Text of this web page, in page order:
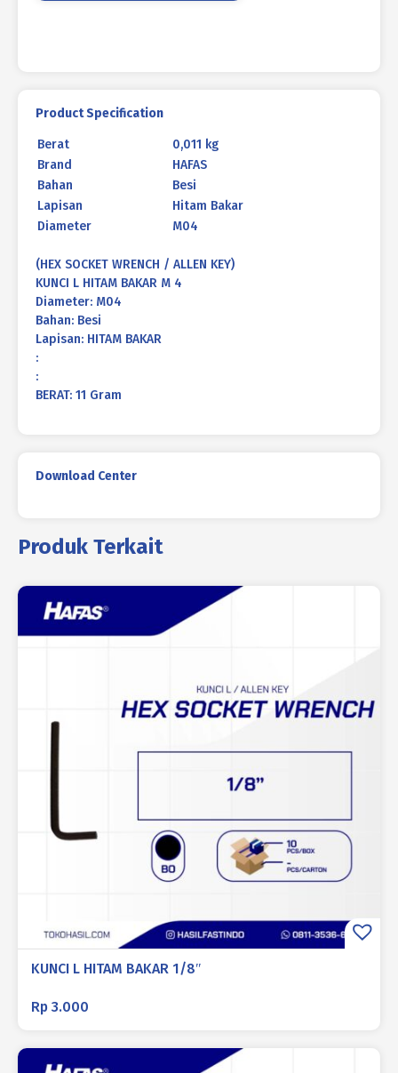
Product Specification
Berat
0,011 kg
Brand
HAFAS
Bahan
Besi
Lapisan
Hitam Bakar
Diameter
M04
(HEX SOCKET WRENCH / ALLEN KEY)
KUNCI L HITAM BAKAR M 4
Diameter: M04
Bahan: Besi
Lapisan: HITAM BAKAR
:
:
BERAT: 11 Gram
Download Center
Produk Terkait
KUNCI L HITAM BAKAR 1/8″
Rp 3.000